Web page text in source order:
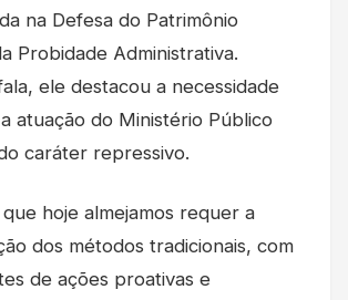
na Defesa do Patrimônio
Probidade Administrativa.
ele destacou a necessidade
atuação do Ministério Público
caráter repressivo.
que hoje almejamos requer a
dos métodos tradicionais, com
de ações proativas e